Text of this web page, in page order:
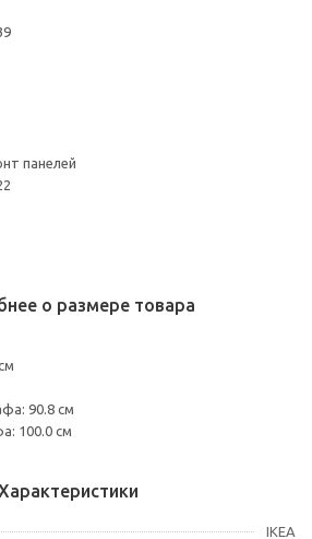
панелей
о размере товара
90.8 см
100.0 см
IKEA